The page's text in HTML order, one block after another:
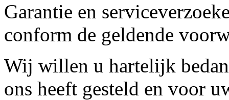
Garantie en
conform de geldende
Wij willen u hartelijk
ons heeft gesteld en voor